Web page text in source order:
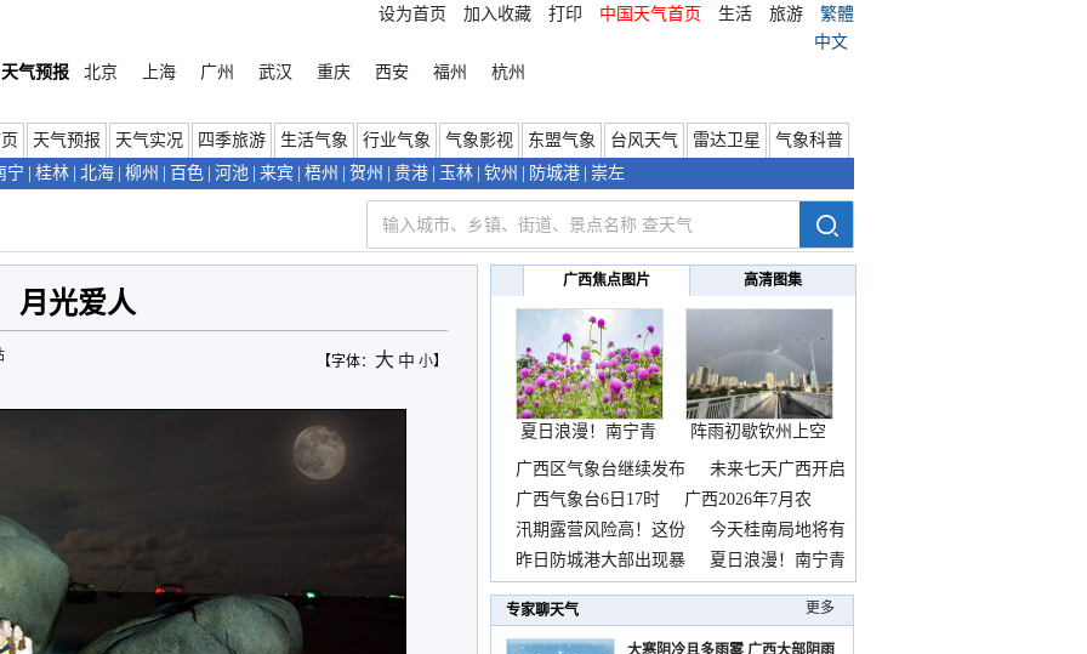
设为首页 加入收藏 打印 中国天气首页 生活 旅游
繁體
中文
天气预报
北京 上海 广州 武汉 重庆 西安 福州 杭州
天气预报 天气实况 四季旅游 生活气象 行业气象 气象影视 东盟气象 台风天气 雷达卫星
气象科普
宁
桂林 北海 柳州 百色 河池 来宾 梧州 贺州 贵港 玉林 钦州 防城港 崇左
月光爱人
【字体： 大 中 小】
广西焦点图片 高清图集
夏日浪漫！南宁青
秀山
阵雨初歇钦州上空
邂逅
广西区气象台继续发布
未来七天广西开启
晴热
广西气象台6日17时
广西2026年7月农
汛期露营风险高！这份
今天桂南局地将有
暴雨
昨日防城港大部出现暴
夏日浪漫！南宁青
秀山
专家聊天气 更多
大寒阴冷且多雨雾 广西大部阴雨